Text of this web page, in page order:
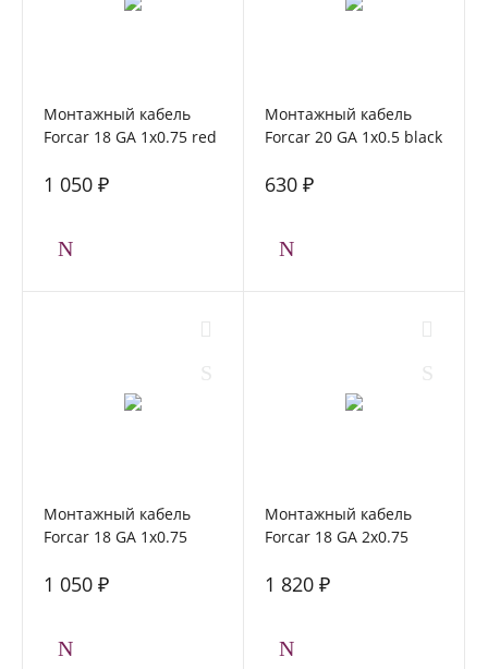
Монтажный кабель
Forcar 18 GA 1x0.75 red
1 050 ₽
Монтажный кабель
Forcar 20 GA 1x0.5 black
630 ₽
Монтажный кабель
Forcar 18 GA 1x0.75
1 050 ₽
Монтажный кабель
Forcar 18 GA 2x0.75
1 820 ₽